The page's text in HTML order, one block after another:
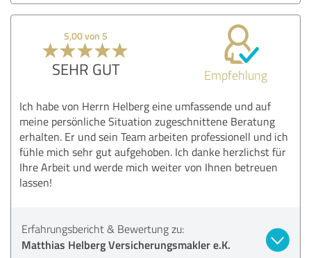
5,00 von 5
SEHR GUT Empfehlung
Ich habe von Herrn Helberg eine umfassende und auf
meine persönliche Situation zugeschnittene Beratung
erhalten. Er und sein Team arbeiten professionell und ich
fühle mich sehr gut aufgehoben. Ich danke herzlichst für
Ihre Arbeit und werde mich weiter von Ihnen betreuen
lassen!
Erfahrungsbericht & Bewertung zu:
Matthias Helberg Versicherungsmakler e.K.